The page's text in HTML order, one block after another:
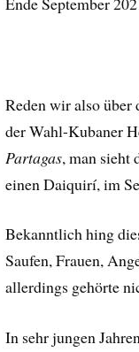
Reden wir also über
der Wahl-Kubaner
Partagas, man sieht
einen Daiquirí, im
Bekanntlich hing
Saufen, Frauen,
allerdings gehörte
In sehr jungen